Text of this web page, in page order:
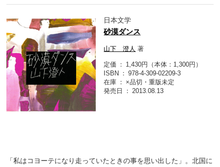
日本文学
砂漠ダンス
山下 澄人 著
定価
1,430円（本体：1,300円）
ISBN
978-4-309-02209-3
在庫
×品切・重版未定
発売日
2013.08.13
「私はコヨーテになり走っていたときの事を思い出した」。北国に